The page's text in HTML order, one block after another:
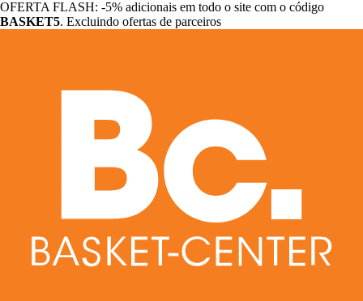
OFERTA FLASH: -5% adicionais em todo o site com o código
BASKET5. Excluindo ofertas de parceiros